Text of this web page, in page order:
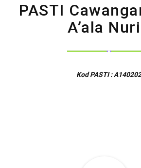
PASTI
A’ala
Kod PASTI : A140202